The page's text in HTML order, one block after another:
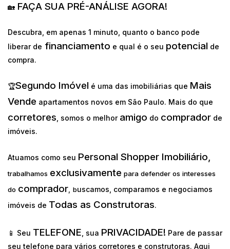
🏡 FAÇA SUA PRÉ-ANÁLISE AGORA!
Descubra, em apenas 1 minuto, quanto o banco pode
liberar de financiamento e qual é o seu potencial de
compra.
🏆Segundo Imóvel é uma das imobiliárias que Mais
Vende apartamentos novos em São Paulo. Mais do que
corretores , somos o melhor amigo do comprador de
imóveis.
Atuamos como seu Personal Shopper Imobiliário,
trabalhamos exclusivamente para defender os interesses
do comprador, buscamos, comparamos e negociamos
imóveis de Todas as Construtoras.
📱 Seu TELEFONE , sua PRIVACIDADE! Pare de passar
seu telefone para vários corretores e construtoras. Aqui